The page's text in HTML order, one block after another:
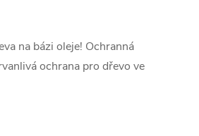
na bázi oleje! Ochranná
ochrana pro dřevo ve